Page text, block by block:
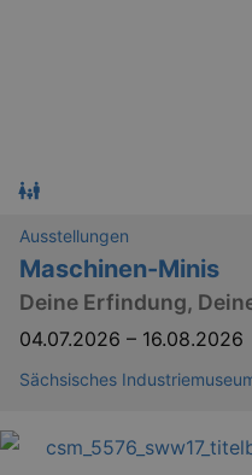
Ausstellungen
Maschinen-Minis
Deine Erfindung,
04.07.2026 – 16.08.2026
Sächsisches